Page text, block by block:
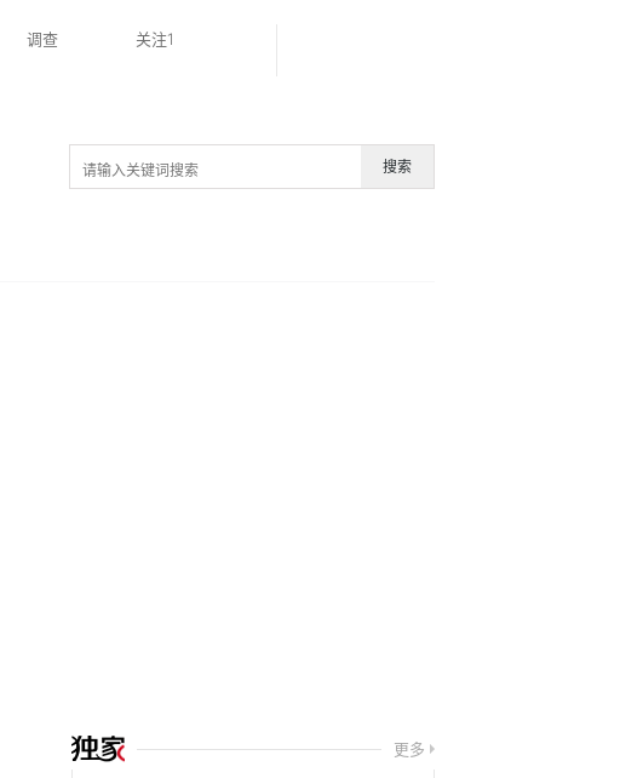
调查 关注1
搜索
更多